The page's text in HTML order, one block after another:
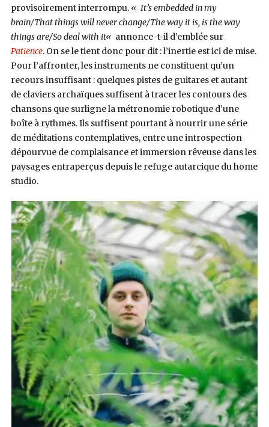
provisoirement interrompu. « It’s embedded in my
brain/That things will never change/The way it is, is the way
things are/So deal with it« annonce-t-il d’emblée sur
Patience. On se le tient donc pour dit : l’inertie est ici de mise.
Pour l’affronter, les instruments ne constituent qu’un
recours insuffisant : quelques pistes de guitares et autant
de claviers archaïques suffisent à tracer les contours des
chansons que surligne la métronomie robotique d’une
boîte à rythmes. Ils suffisent pourtant à nourrir une série
de méditations contemplatives, entre une introspection
dépourvue de complaisance et immersion rêveuse dans les
paysages entraperçus depuis le refuge autarcique du home
studio.